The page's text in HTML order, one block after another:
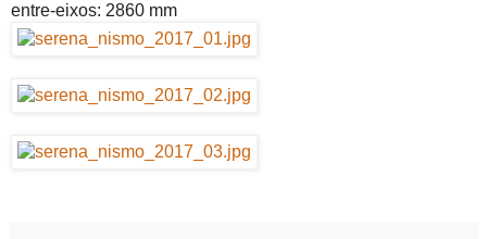
entre-eixos: 2860 mm